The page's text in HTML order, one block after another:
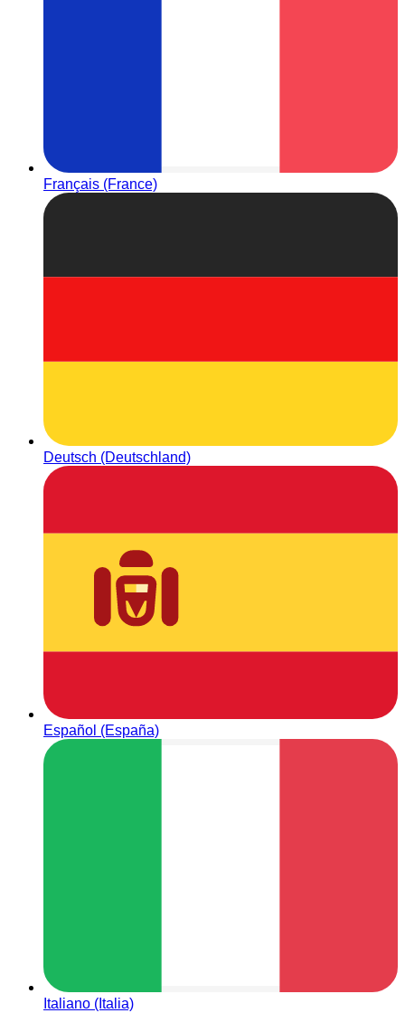
Français (France)
Deutsch (Deutschland)
Español (España)
Italiano (Italia)